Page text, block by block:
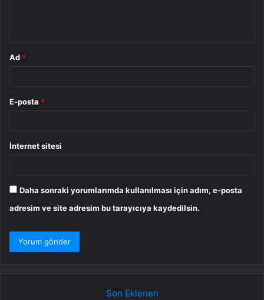
Ad *
E-posta *
İnternet sitesi
Daha sonraki yorumlarımda kullanılması için adım, e-posta
adresim ve site adresim bu tarayıcıya kaydedilsin.
Son Eklenen